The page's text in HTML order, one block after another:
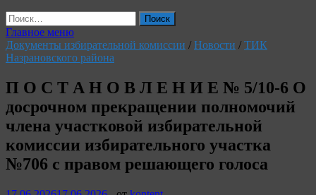
Найти:
Главное меню
Документы избирательной комиссии / Новости / ТИК
Назрановского района
П О С Т А Н О В Л Е Н И Е № 5/10-6 О
досрочном прекращении полномочий
члена участковой избирательной
комиссии избирательного участка
№706 с правом решающего голоса